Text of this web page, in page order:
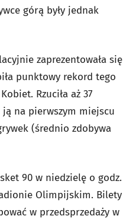
górą były jednak
zaprezentowała się
punktowy rekord tego
Rzuciła aż 37
na pierwszym miejscu
(średnio zdobywa
90 w niedzielę o godz.
Olimpijskim. Bilety
w przedsprzedaży w